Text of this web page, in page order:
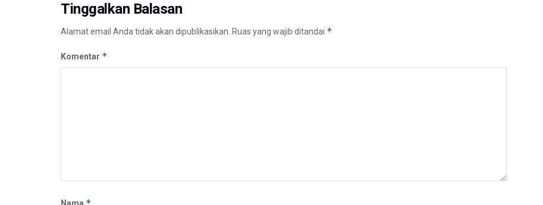
Tinggalkan Balasan
Alamat email Anda tidak akan dipublikasikan. Ruas yang wajib ditandai *
Komentar *